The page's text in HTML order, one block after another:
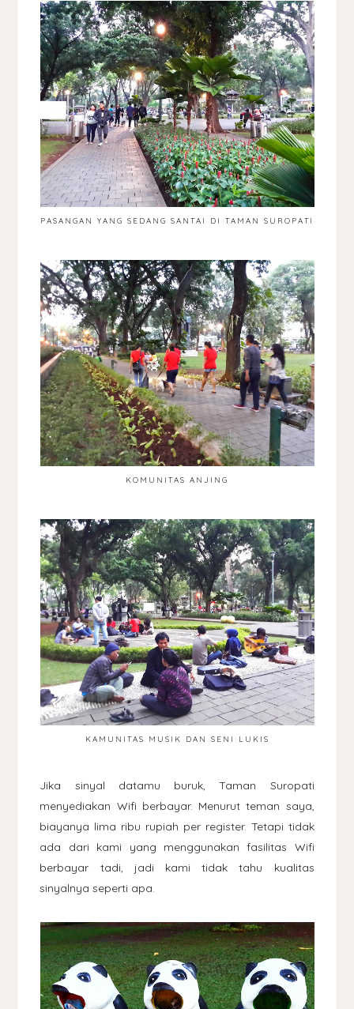
PASANGAN YANG SEDANG SANTAI DI TAMAN SUROPATI
KOMUNITAS ANJING
KAMUNITAS MUSIK DAN SENI LUKIS
Jika sinyal datamu buruk, Taman Suropati
menyediakan Wifi berbayar. Menurut teman saya,
biayanya lima ribu rupiah per register. Tetapi tidak
ada dari kami yang menggunakan fasilitas Wifi
berbayar tadi, jadi kami tidak tahu kualitas
sinyalnya seperti apa.